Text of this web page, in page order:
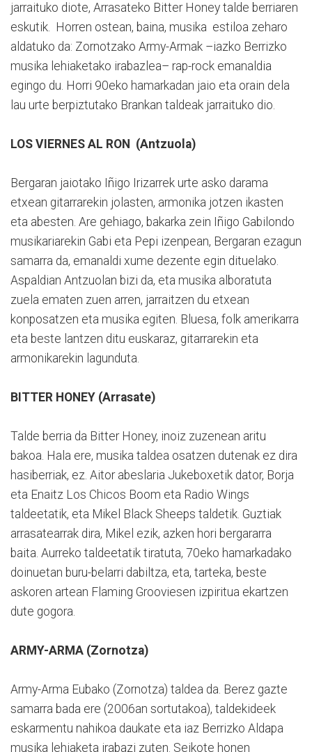
jarraituko diote, Arrasateko Bitter Honey talde berriaren
eskutik. Horren ostean, baina, musika estiloa zeharo
aldatuko da: Zornotzako Army-Armak –iazko Berrizko
musika lehiaketako irabazlea– rap-rock emanaldia
egingo du. Horri 90eko hamarkadan jaio eta orain dela
lau urte berpiztutako Brankan taldeak jarraituko dio.
LOS VIERNES AL RON (Antzuola)
Bergaran jaiotako Iñigo Irizarrek urte asko darama
etxean gitarrarekin jolasten, armonika jotzen ikasten
eta abesten. Are gehiago, bakarka zein Iñigo Gabilondo
musikariarekin Gabi eta Pepi izenpean, Bergaran ezagun
samarra da, emanaldi xume dezente egin dituelako.
Aspaldian Antzuolan bizi da, eta musika alboratuta
zuela ematen zuen arren, jarraitzen du etxean
konposatzen eta musika egiten. Bluesa, folk amerikarra
eta beste lantzen ditu euskaraz, gitarrarekin eta
armonikarekin lagunduta.
BITTER HONEY (Arrasate)
Talde berria da Bitter Honey, inoiz zuzenean aritu
bakoa. Hala ere, musika taldea osatzen dutenak ez dira
hasiberriak, ez. Aitor abeslaria Jukeboxetik dator, Borja
eta Enaitz Los Chicos Boom eta Radio Wings
taldeetatik, eta Mikel Black Sheeps taldetik. Guztiak
arrasatearrak dira, Mikel ezik, azken hori bergararra
baita. Aurreko taldeetatik tiratuta, 70eko hamarkadako
doinuetan buru-belarri dabiltza, eta, tarteka, beste
askoren artean Flaming Grooviesen izpiritua ekartzen
dute gogora.
ARMY-ARMA (Zornotza)
Army-Arma Eubako (Zornotza) taldea da. Berez gazte
samarra bada ere (2006an sortutakoa), taldekideek
eskarmentu nahikoa daukate eta iaz Berrizko Aldapa
musika lehiaketa irabazi zuten. Seikote honen